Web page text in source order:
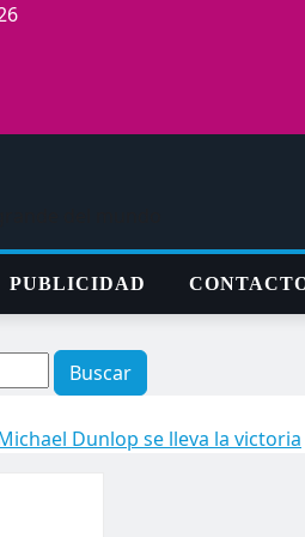
PUBLICIDAD
Buscar
Dunlop se lleva la victoria